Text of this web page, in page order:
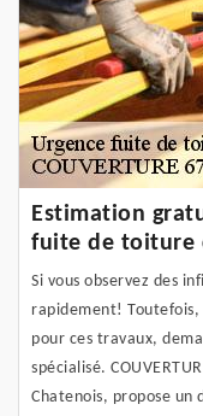
Estimation
fuite de toiture
Si vous observez des
rapidement!
pour ces travaux,
spécialisé.
Chatenois, propose un